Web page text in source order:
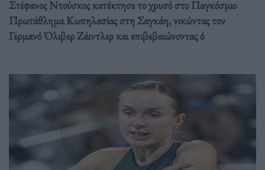
Στέφανος Ντούσκος κατέκτησε το χρυσό στο Παγκόσμιο
Πρωτάθλημα Κωπηλασίας στη Σαγκάη, νικώντας τον
Γερμανό Όλιβερ Ζάιντλερ και επιβεβαιώνοντας ό